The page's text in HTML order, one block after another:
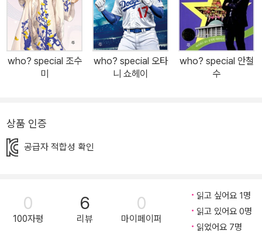
독에 있는 친척들과의 교류로 주체적인 의식을 가질 수 있었고, 이에
공산주의를 비판하며 자신이 옳다고 생각하는 일을 과감히 행해 판단
력과 결단력, 그리고 독립심을 기를 수 있었습니다. 세계에서 가장 영
향력 있는 여성 앙겔라는 2005년부터 현재까지 연이어 총리를 역임
하며 독일을 넘어 세계적으로 영향력을 끼치고 있습니다. 단축 노동
리고 성향이 달라 대립하던 정당을 한데 아우르는 대연정을 통해 국
있었답니다. 통합 지식 플러스와 생각 마당 각 ‘통합지식 플러스’ 코너
자료와 그림을 활용해 알려 줍니다. 도서 맨 끝의 ‘어린이 생각 마당’
코너에서는 독후 활동, 논술 활동, 진로 활동 등의 활동을 통해 깊이
who? special 조수
미
who? special 오타
니 쇼헤이
who? special 안철
수
상품 인증
공급자 적합성 확인
0
100자평
6
리뷰
0
마이페이퍼
읽고 싶어요 1명
읽고 있어요 0명
읽었어요 7명